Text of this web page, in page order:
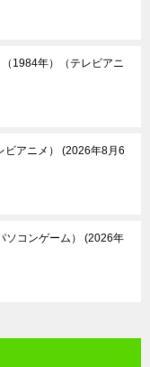
（1984年）（テレビアニ
アニメ）
2026年8月6
ソコンゲーム）
2026年